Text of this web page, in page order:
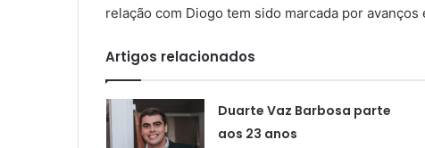
relação com Diogo tem sido marcada por avanços
Artigos relacionados
Duarte Vaz Barbosa parte
aos 23 anos